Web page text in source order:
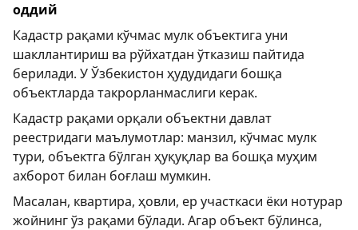
оддий
Кадастр рақами кўчмас мулк объектига уни
шакллантириш ва рўйхатдан ўтказиш пайтида
берилади. У Ўзбекистон ҳудудидаги бошқа
объектларда такрорланмаслиги керак.
Кадастр рақами орқали объектни давлат
реестридаги маълумотлар: манзил, кўчмас мулк
тури, объектга бўлган ҳуқуқлар ва бошқа муҳим
ахборот билан боғлаш мумкин.
Масалан, квартира, ҳовли, ер участкаси ёки нотурар
жойнинг ўз рақами бўлади. Агар объект бўлинса,